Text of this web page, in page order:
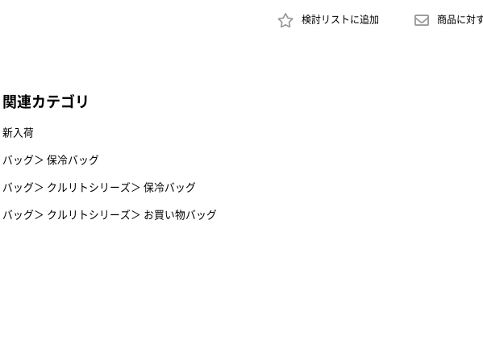
検討リストに追加 商品に対
関連カテゴリ
新入荷
バッグ＞ 保冷バッグ
バッグ＞ クルリトシリーズ＞ 保冷バッグ
バッグ＞ クルリトシリーズ＞ お買い物バッグ